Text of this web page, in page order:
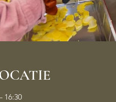
16:30